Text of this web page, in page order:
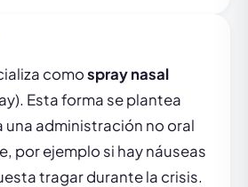
comospray nasal
Esta forma se plantea
una administración no oral
por ejemplo si hay náuseas
tragar durante la crisis.